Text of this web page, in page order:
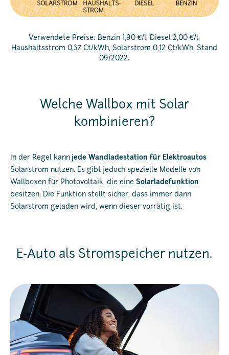
Verwendete Preise: Benzin 1,90 €/l, Diesel 2,00 €/l,
Haushaltsstrom 0,37 Ct/kWh, Solarstrom 0,12 Ct/kWh, Stand
09/2022.
Welche Wallbox mit Solar
kombinieren?
In der Regel kann jede Wandladestation für Elektroautos
Solarstrom nutzen. Es gibt jedoch spezielle Modelle von
Wallboxen für Photovoltaik, die eine Solarladefunktion
besitzen. Die Funktion stellt sicher, dass immer dann
Solarstrom geladen wird, wenn dieser vorrätig ist.
E-Auto als Stromspeicher nutzen.